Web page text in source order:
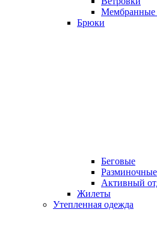
Мембранные
Брюки
Беговые
Разминочные
Активный
Жилеты
Утепленная одежда